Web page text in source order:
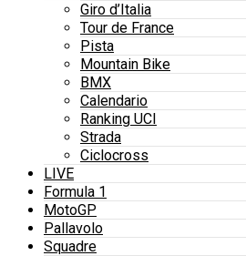
Giro d’Italia
Tour de France
Pista
Mountain Bike
BMX
Calendario
Ranking UCI
Strada
Ciclocross
LIVE
Formula 1
MotoGP
Pallavolo
Squadre